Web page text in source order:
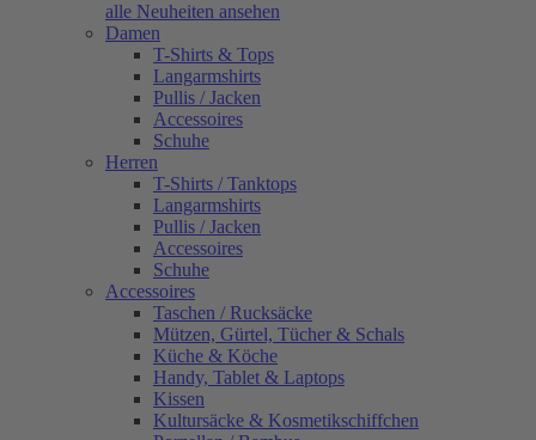
alle Neuheiten ansehen
Damen
T-Shirts & Tops
Langarmshirts
Pullis / Jacken
Accessoires
Schuhe
Herren
T-Shirts / Tanktops
Langarmshirts
Pullis / Jacken
Accessoires
Schuhe
Accessoires
Taschen / Rucksäcke
Mützen, Gürtel, Tücher & Schals
Küche & Köche
Handy, Tablet & Laptops
Kissen
Kultursäcke & Kosmetikschiffchen